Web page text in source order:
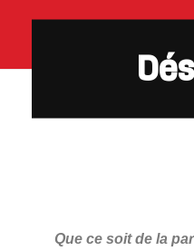
Que ce soit de la